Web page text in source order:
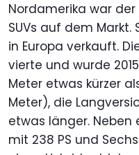
Nordamerika war der
SUVs auf dem Markt.
in Europa verkauft.
vierte und wurde
Meter etwas kürzer
Meter), die
etwas länger. Neben
mit 238 PS und